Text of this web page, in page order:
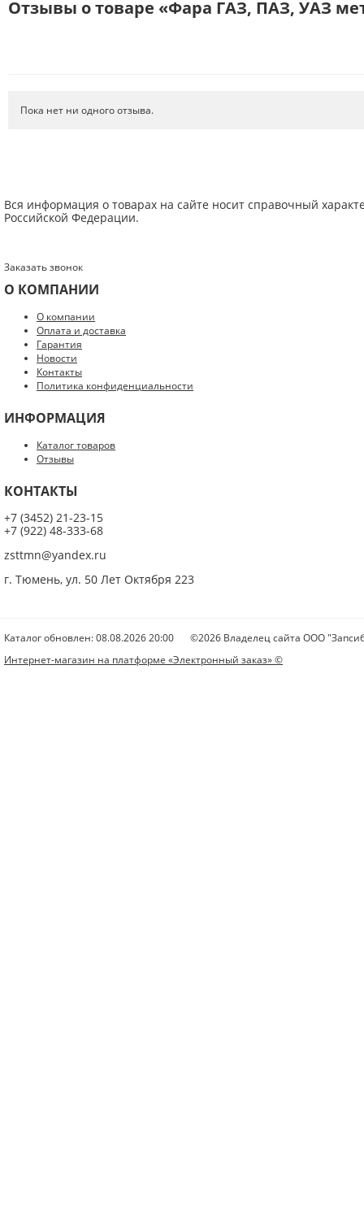
Отзывы о товаре «Фара ГАЗ, ПАЗ, УАЗ
Введите код с картинки:
Я даю согласие на обработку моих персональных данных
Нажатием на кнопку «Опубликовать» я даю свое согласие на обработку
Пока нет ни одного отзыва.
Вся информация о товарах на сайте носит справочный
Российской Федерации.
Заказать звонок
О КОМПАНИИ
О компании
Оплата и доставка
Гарантия
Новости
Контакты
Политика конфиденциальности
ИНФОРМАЦИЯ
Каталог товаров
Отзывы
КОНТАКТЫ
+7 (3452) 21-23-15
+7 (922) 48-333-68
zsttmn@yandex.ru
г. Тюмень, ул. 50 Лет Октября 223
Каталог обновлен: 08.08.2026 20:00
©2026 Владелец сайта ООО
Интернет-магазин на платформе «Электронный заказ» ©